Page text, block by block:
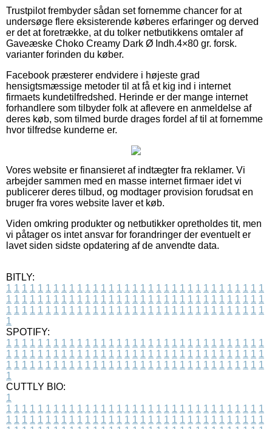
Trustpilot frembyder sådan set fornemme chancer for at
undersøge flere eksisterende køberes erfaringer og derved
er det at foretrække, at du tolker netbutikkens omtaler af
Gaveæske Choko Creamy Dark Ø Indh.4×80 gr. forsk.
varianter forinden du køber.
Facebook præsterer endvidere i højeste grad
hensigtsmæssige metoder til at få et kig ind i internet
firmaets kundetilfredshed. Herinde er der mange internet
forhandlere som tilbyder folk at aflevere en anmeldelse af
deres køb, som tilmed burde drages fordel af til at fornemme
hvor tilfredse kunderne er.
Vores website er finansieret af indtægter fra reklamer. Vi
arbejder sammen med en masse internet firmaer idet vi
publicerer deres tilbud, og modtager provision forudsat en
bruger fra vores website laver et køb.
Viden omkring produkter og netbutikker opretholdes tit, men
vi påtager os intet ansvar for forandringer der eventuelt er
lavet siden sidste opdatering af de anvendte data.
BITLY:
1 1 1 1 1 1 1 1 1 1 1 1 1 1 1 1 1 1 1 1 1 1 1 1 1 1 1 1 1 1 1 1 1
1 1 1 1 1 1 1 1 1 1 1 1 1 1 1 1 1 1 1 1 1 1 1 1 1 1 1 1 1 1 1 1 1
1 1 1 1 1 1 1 1 1 1 1 1 1 1 1 1 1 1 1 1 1 1 1 1 1 1 1 1 1 1 1 1 1
1
SPOTIFY:
1 1 1 1 1 1 1 1 1 1 1 1 1 1 1 1 1 1 1 1 1 1 1 1 1 1 1 1 1 1 1 1 1
1 1 1 1 1 1 1 1 1 1 1 1 1 1 1 1 1 1 1 1 1 1 1 1 1 1 1 1 1 1 1 1 1
1 1 1 1 1 1 1 1 1 1 1 1 1 1 1 1 1 1 1 1 1 1 1 1 1 1 1 1 1 1 1 1 1
1
CUTTLY BIO:
1
1 1 1 1 1 1 1 1 1 1 1 1 1 1 1 1 1 1 1 1 1 1 1 1 1 1 1 1 1 1 1 1 1
1 1 1 1 1 1 1 1 1 1 1 1 1 1 1 1 1 1 1 1 1 1 1 1 1 1 1 1 1 1 1 1 1